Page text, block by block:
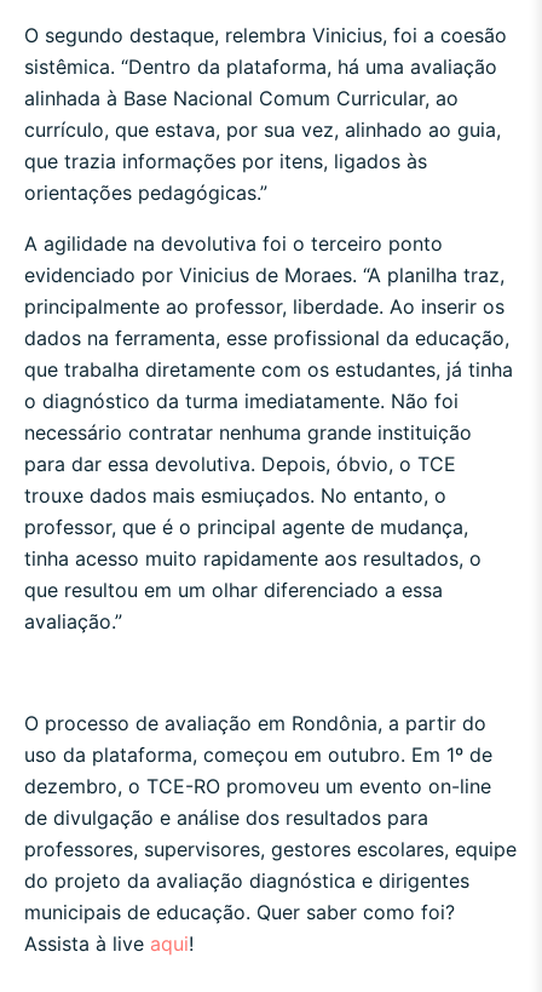
O segundo destaque, relembra Vinicius, foi a coesão
sistêmica. “Dentro da plataforma, há uma avaliação
alinhada à Base Nacional Comum Curricular, ao
currículo, que estava, por sua vez, alinhado ao guia,
que trazia informações por itens, ligados às
orientações pedagógicas.”
A agilidade na devolutiva foi o terceiro ponto
evidenciado por Vinicius de Moraes. “A planilha traz,
principalmente ao professor, liberdade. Ao inserir os
dados na ferramenta, esse profissional da educação,
que trabalha diretamente com os estudantes, já tinha
o diagnóstico da turma imediatamente. Não foi
necessário contratar nenhuma grande instituição
para dar essa devolutiva. Depois, óbvio, o TCE
trouxe dados mais esmiuçados. No entanto, o
professor, que é o principal agente de mudança,
tinha acesso muito rapidamente aos resultados, o
que resultou em um olhar diferenciado a essa
avaliação.”
O processo de avaliação em Rondônia, a partir do
uso da plataforma, começou em outubro. Em 1º de
dezembro, o TCE-RO promoveu um evento on-line
de divulgação e análise dos resultados para
professores, supervisores, gestores escolares, equipe
do projeto da avaliação diagnóstica e dirigentes
municipais de educação. Quer saber como foi?
Assista à live aqui!